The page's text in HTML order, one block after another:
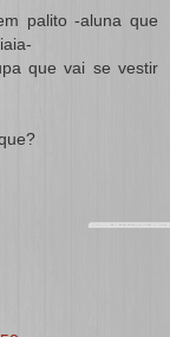
palito -aluna que
que vai se vestir